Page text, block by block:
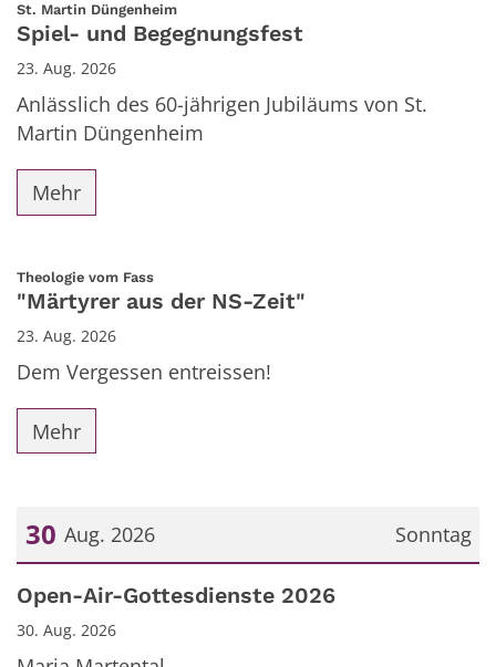
St. Martin Düngenheim:
Spiel- und Begegnungsfest
23. Aug. 2026
Anlässlich des 60-jährigen Jubiläums von St.
Martin Düngenheim
Mehr
Theologie vom Fass:
"Märtyrer aus der NS-Zeit"
23. Aug. 2026
Dem Vergessen entreissen!
Mehr
Sonntag
30 Aug. 2026
Datum: 30. August 2026
Open-Air-Gottesdienste 2026
30. Aug. 2026